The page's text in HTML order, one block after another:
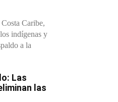
Caribe,
indígenas y
a la
Las
las